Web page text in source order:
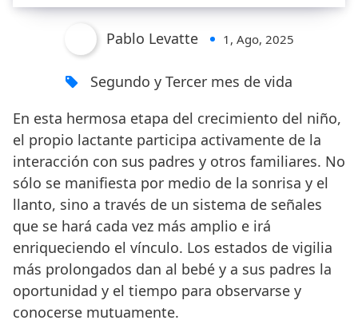
Pablo Levatte 1, Ago, 2025
Segundo y Tercer mes de vida
En esta hermosa etapa del crecimiento del niño,
el propio lactante participa activamente de la
interacción con sus padres y otros familiares. No
sólo se manifiesta por medio de la sonrisa y el
llanto, sino a través de un sistema de señales
que se hará cada vez más amplio e irá
enriqueciendo el vínculo. Los estados de vigilia
más prolongados dan al bebé y a sus padres la
oportunidad y el tiempo para observarse y
conocerse mutuamente.